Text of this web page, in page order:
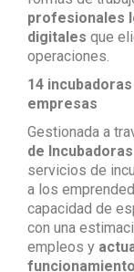
profesionales
digitales que
operaciones.
14
empresas
Gestionada a
de Incubadoras
servicios de
a los
capacidad de
con una
empleos y
funcionamiento